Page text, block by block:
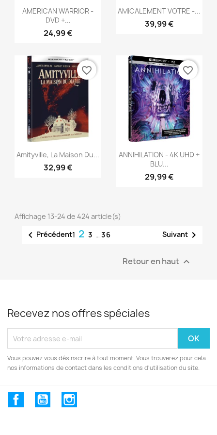
Aperçu rapide
AMERICAN WARRIOR -
DVD +...
24,99 €
Aperçu rapide
AMICALEMENT VOTRE -...
39,99 €
Aperçu rapide
Amityville, La Maison Du...
32,99 €
favorite_border
Aperçu rapide
ANNIHILATION - 4K UHD +
BLU...
29,99 €
favorite_border
Affichage 13-24 de 424 article(s)
 Précédent1 2 3 … 36 Suivant 
Retour en haut 
Recevez nos offres spéciales
Vous pouvez vous désinscrire à tout moment. Vous trouverez pour cela
nos informations de contact dans les conditions d'utilisation du site.
FacebookYouTube